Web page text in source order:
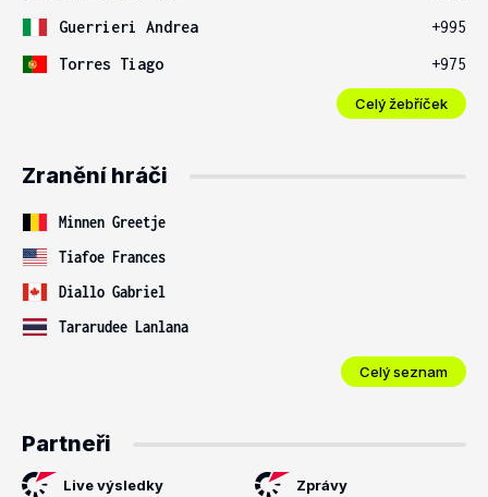
Guerrieri Andrea
+995
Torres Tiago
+975
Celý žebříček
Zranění hráči
Minnen Greetje
Tiafoe Frances
Diallo Gabriel
Tararudee Lanlana
Celý seznam
Partneři
Live výsledky Zprávy